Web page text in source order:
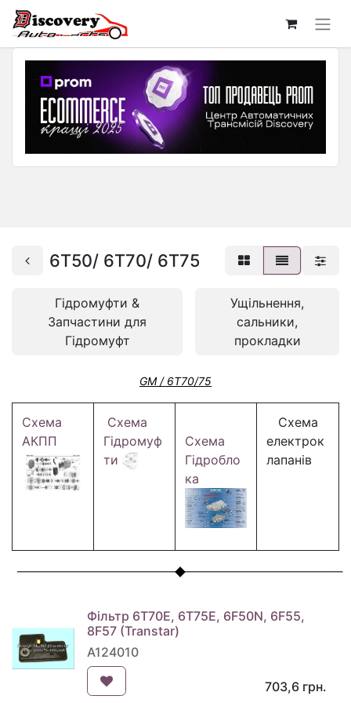
6T50/ 6T70/ 6T75
Гідромуфти &
Запчастини для
Гідромуфт
Ущільнення,
сальники,
прокладки
GM / 6T70/75
Схема
АКПП
Схема
Гідромуф
ти
Схема
Гідробло
ка
Схема
електрок
лапанів
Фільтр 6T70E, 6T75E, 6F50N, 6F55,
8F57 (Transtar)
A124010
703,6 грн.